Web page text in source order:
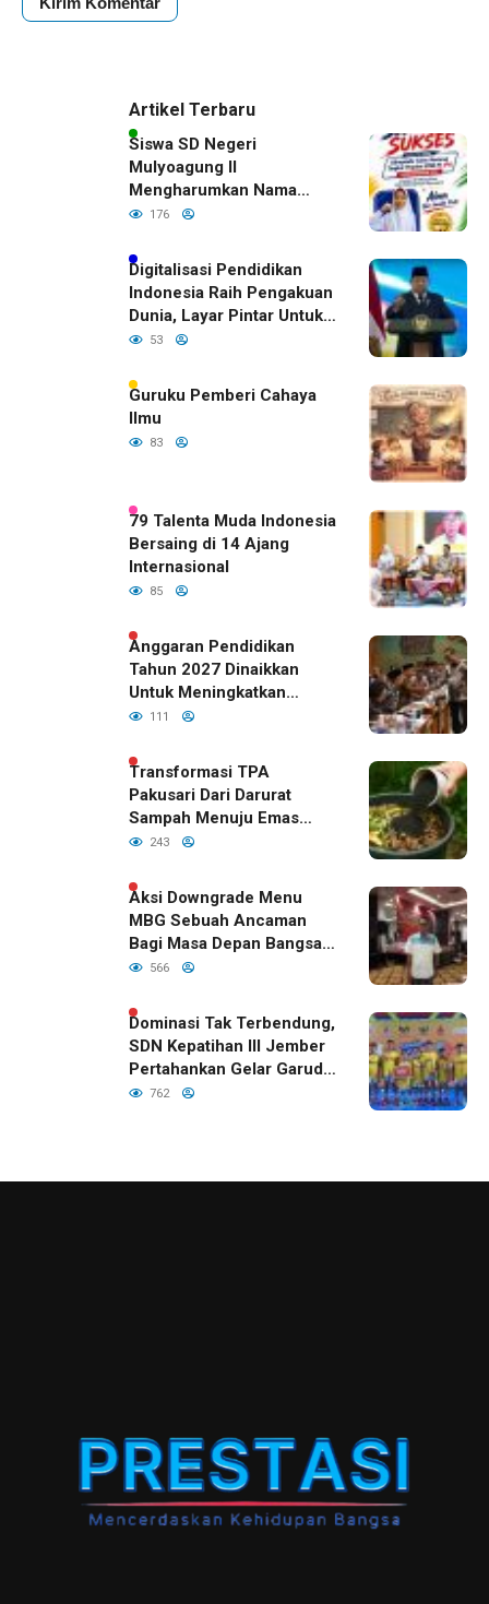
Artikel Terbaru
Siswa SD Negeri
Mulyoagung II
Mengharumkan Nama
Bojonegoro Dengan
176
Digitalisasi Pendidikan
Indonesia Raih Pengakuan
Dunia, Layar Pintar Untuk
Semua Siswa
53
Guruku Pemberi Cahaya
Ilmu
83
79 Talenta Muda Indonesia
Bersaing di 14 Ajang
Internasional
85
Anggaran Pendidikan
Tahun 2027 Dinaikkan
Untuk Meningkatkan
Kualitas Anak Bangsa,
RI
111
Transformasi TPA
Pakusari Dari Darurat
Sampah Menuju Emas
Hijau di Era Kepemimpinan
243
Aksi Downgrade Menu
MBG Sebuah Ancaman
Bagi Masa Depan Bangsa
Indonesia
566
Dominasi Tak Terbendung,
SDN Kepatihan III Jember
Pertahankan Gelar Garuda
Cup 2026
762